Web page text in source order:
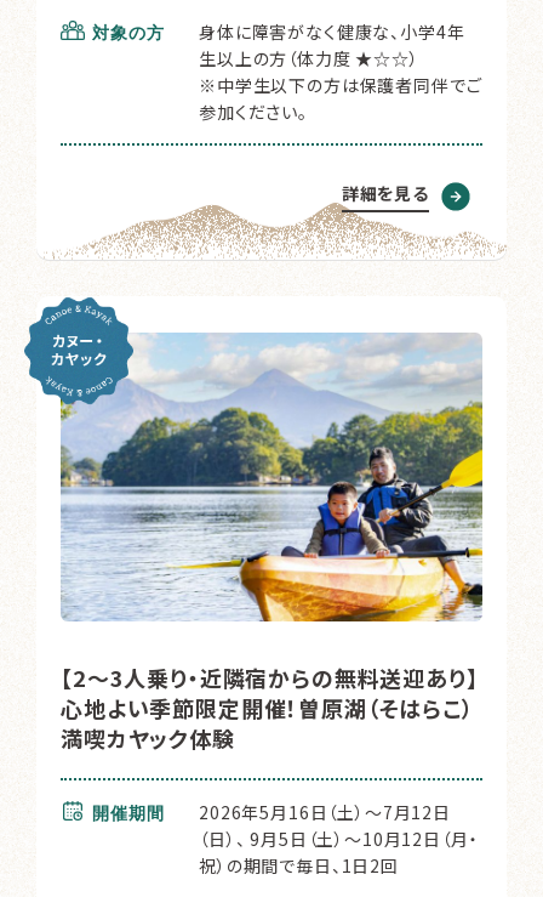
対象の方
身体に障害がなく健康な、小学4年
生以上の方（体力度 ★☆☆）
※中学生以下の方は保護者同伴でご
参加ください。
詳細を見る
【2〜3人乗り・近隣宿からの無料送迎あり】
心地よい季節限定開催！曽原湖（そはらこ）
満喫カヤック体験
開催期間
2026年5月16日（土）～7月12日
（日）、 9月5日（土）～10月12日（月・
祝）の期間で毎日、1日2回